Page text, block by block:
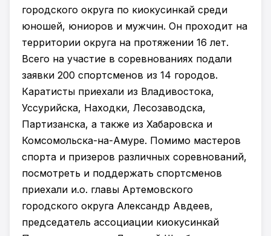
городского округа по киокусинкай среди
юношей, юниоров и мужчин. Он проходит на
территории округа на протяжении 16 лет.
Всего на участие в соревнованиях подали
заявки 200 спортсменов из 14 городов.
Каратисты приехали из Владивостока,
Уссурийска, Находки, Лесозаводска,
Партизанска, а также из Хабаровска и
Комсомольска-на-Амуре. Помимо мастеров
спорта и призеров различных соревнований,
посмотреть и поддержать спортсменов
приехали и.о. главы Артемовского
городского округа Александр Авдеев,
председатель ассоциации киокусинкай